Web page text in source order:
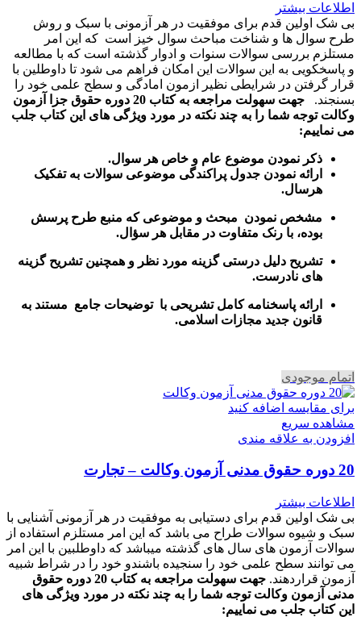
اطلاعات بیشتر
بی شک اولین قدم برای موفقیت در هر آزمونی با سبک و روش
طرح سوال ها و شناخت مباحث سوال خیز است که این امر
مستلزم بررسی سوالات سنوات و ادوار گذشته است که با مطالعه
و پاسخکویی به این سوالات این امکان فراهم می شود تا داوطلین با
قرار گرفتن در شرایطی نظیر ازمون امادگی و سطح علمی خود را
بسنجند.
جهت سهولت مراجعه به کتاب 20 دوره حقوق جزا آزمون
وکالت توجه شما را به چند نکته در مورد ویژگی های این کتاب جلب
می نماییم:
ذکر نمودن موضوع عام و خاص هر سوال.
ارائه نمودن جدول پراکندگی موضوعی سوالات به تفکیک
هرسال.
مشخص نمودن مبحث و موضوعی که منبع طرح پرسش
بوده، با رنک متفاوت در مقابل هر سؤال.
تشریح دلیل درستی گزینه مورد نظر و همچنین تشریح گزینه
های نادرست.
ارائه پاسخنامه کامل تشریحی با توضیحات جامع مستند به
قانون جدید مجازات اسلامی.
اتمام موجودی
برای مقایسه اضافه کنید
مشاهده سریع
افزودن به علاقه مندی
20 دوره حقوق مدنی آزمون وکالت – تجارت
اطلاعات بیشتر
بی شک اولین قدم برای دستیابی به موفقیت در هر آزمونی آشنایی با
سبک و شیوه سوالات طراح می باشد که این امر مستلزم استفاده از
سوالات آزمون های سال های گذشته میباشد که داوطلبین با این امر
می توانند سطح علمی خود را سنجیده باشندو خود را در شراط شبیه
آزمون قراردهند.
جهت سهولت مراجعه به کتاب 20 دوره حقوق
مدنی آزمون وکالت توجه شما را به چند نکته در مورد ویژگی های
این کتاب جلب می نماییم: